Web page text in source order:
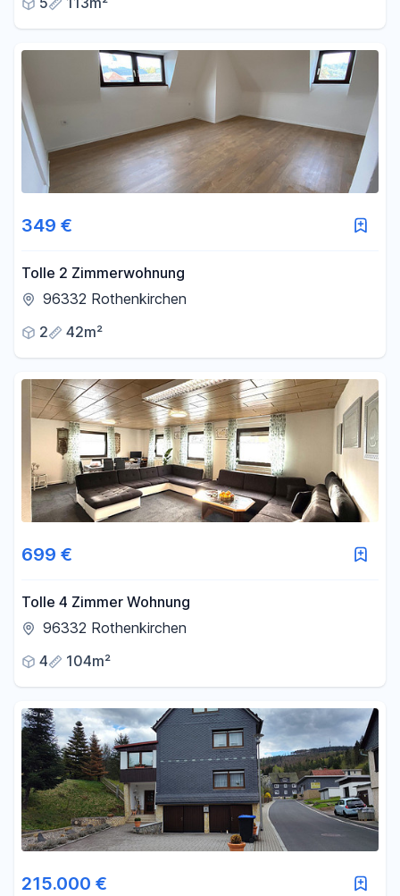
349 €
Tolle 2 Zimmerwohnung
96332 Rothenkirchen
2
42m²
699 €
Tolle 4 Zimmer Wohnung
96332 Rothenkirchen
4
104m²
215.000 €